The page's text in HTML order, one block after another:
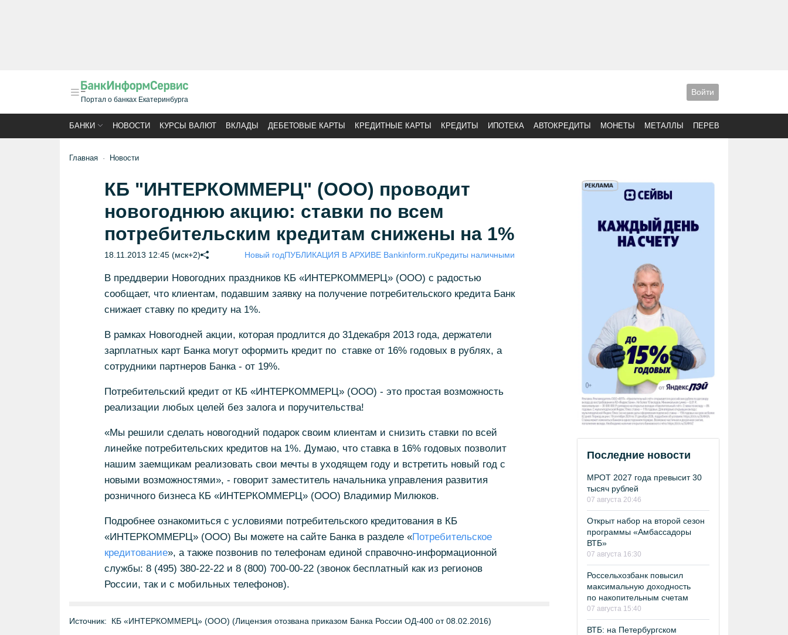
Портал о банках Екатеринбурга
Войти
БАНКИ НОВОСТИ КУРСЫ ВАЛЮТ ВКЛАДЫ ДЕБЕТОВЫЕ КАРТЫ КРЕДИТНЫЕ КАРТЫ КРЕДИТЫ ИПОТЕКА АВТОКРЕДИТЫ МОНЕТЫ МЕТАЛЛЫ ПЕРЕВОДЫ
Главная Новости
КБ "ИНТЕРКОММЕРЦ" (ООО) проводит
новогоднюю акцию: ставки по всем
потребительским кредитам снижены на 1%
18.11.2013 12:45 (мск+2) Новый годПУБЛИКАЦИЯ В АРХИВЕ Bankinform.ruКредиты наличными
В преддверии Новогодних праздников КБ «ИНТЕРКОММЕРЦ» (ООО) с радостью
сообщает, что клиентам, подавшим заявку на получение потребительского кредита Банк
снижает ставку по кредиту на 1%.
В рамках Новогодней акции, которая продлится до 31декабря 2013 года, держатели
зарплатных карт Банка могут оформить кредит по ставке от 16% годовых в рублях, а
сотрудники партнеров Банка - от 19%.
Потребительский кредит от КБ «ИНТЕРКОММЕРЦ» (ООО) - это простая возможность
реализации любых целей без залога и поручительства!
«Мы решили сделать новогодний подарок своим клиентам и снизить ставки по всей
линейке потребительских кредитов на 1%. Думаю, что ставка в 16% годовых позволит
нашим заемщикам реализовать свои мечты в уходящем году и встретить новый год с
новыми возможностями», - говорит заместитель начальника управления развития
розничного бизнеса КБ «ИНТЕРКОММЕРЦ» (ООО) Владимир Милюков.
Подробнее ознакомиться с условиями потребительского кредитования в КБ
«ИНТЕРКОММЕРЦ» (ООО) Вы можете на сайте Банка в разделе «Потребительское
кредитование», а также позвонив по телефонам единой справочно-информационной
службы: 8 (495) 380-22-22 и 8 (800) 700-00-22 (звонок бесплатный как из регионов
России, так и с мобильных телефонов).
Источник: КБ «ИНТЕРКОММЕРЦ» (ООО) (Лицензия отозвана приказом Банка России ОД-400 от 08.02.2016)
Последние новости
МРОТ 2027 года превысит 30
тысяч рублей
07 августа 20:46
Открыт набор на второй сезон
программы «Амбассадоры
ВТБ»
07 августа 16:30
Россельхозбанк повысил
максимальную доходность
по накопительным счетам
07 августа 15:40
ВТБ: на Петербургском